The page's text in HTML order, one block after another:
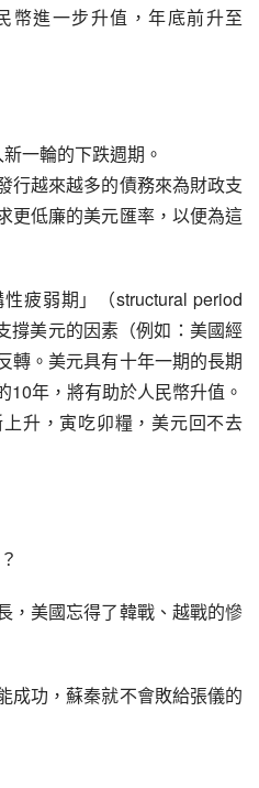
幣進一步升值，年底前升至
一輪的下跌週期。
行越來越多的債務來為財政支
更低廉的美元匯率，以便為這
疲弱期」（structural period
撐美元的因素（例如：美國經
轉。美元具有十年一期的長期
年，將有助於人民幣升值。
升，寅吃卯糧，美元回不去
，美國忘得了韓戰、越戰的慘
成功，蘇秦就不會敗給張儀的